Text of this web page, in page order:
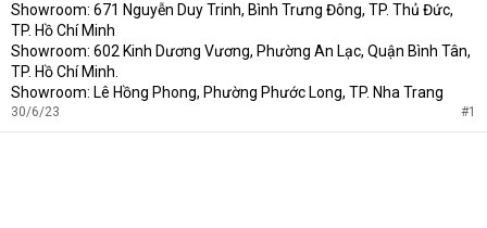
Showroom: 671 Nguyễn Duy Trinh, Bình Trưng Đông, TP. Thủ Đức,
TP. Hồ Chí Minh
Showroom: 602 Kinh Dương Vương, Phường An Lạc, Quận Bình Tân,
TP. Hồ Chí Minh.
Showroom: Lê Hồng Phong, Phường Phước Long, TP. Nha Trang
30/6/23 #1